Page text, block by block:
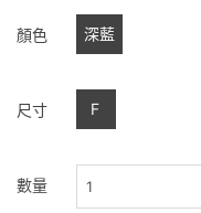
顏色 深藍
尺寸 F
數量